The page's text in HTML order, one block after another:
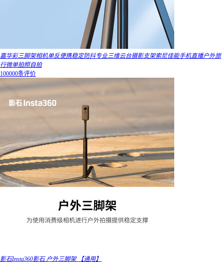
嘉华彩三脚架相机单反便携稳定防抖专业三维云台摄影支架索尼佳能手机直播户外旅
行微单拍照自拍
100000条评价
影石Insta360影石 户外三脚架 【通用】